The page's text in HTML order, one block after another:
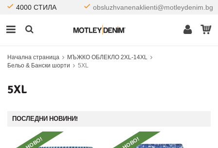
4000 СТИЛА obsluzhvanenaklienti@motleydenim.bg
Начална страница
МЪЖКО ОБЛЕКЛО 2XL-14XL
Бельо & Бански шорти
5XL
5XL
ПОСЛЕДНИ НОВИНИ!
НОВО! НОВО!